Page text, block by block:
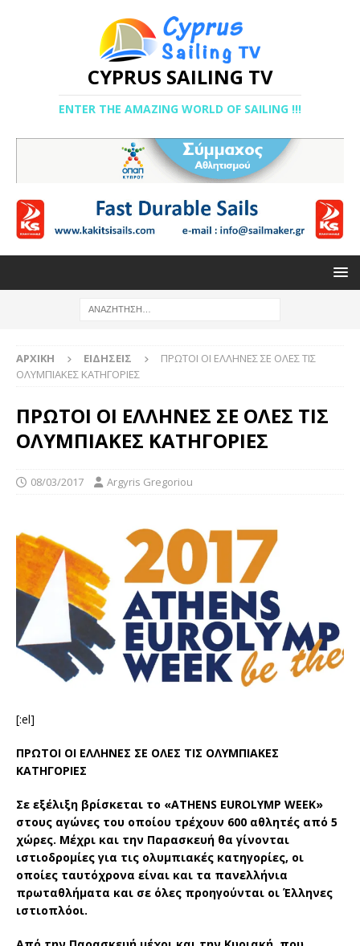
CYPRUS SAILING TV
ENTER THE AMAZING WORLD OF SAILING !!!
ΑΡΧΙΚΉ ΕΙΔΉΣΕΙΣ
ΠΡΩΤΟΙ ΟΙ ΕΛΛΗΝΕΣ ΣΕ ΟΛΕΣ ΤΙΣ
ΟΛΥΜΠΙΑΚΕΣ ΚΑΤΗΓΟΡΙΕΣ
ΠΡΩΤΟΙ ΟΙ ΕΛΛΗΝΕΣ ΣΕ ΟΛΕΣ ΤΙΣ
ΟΛΥΜΠΙΑΚΕΣ ΚΑΤΗΓΟΡΙΕΣ
08/03/2017 Argyris Gregoriou
[:el]
ΠΡΩΤΟΙ ΟΙ ΕΛΛΗΝΕΣ ΣΕ ΟΛΕΣ ΤΙΣ ΟΛΥΜΠΙΑΚΕΣ
ΚΑΤΗΓΟΡΙΕΣ
Σε εξέλιξη βρίσκεται το «ATHENS EUROLYMP WEEK»
στους αγώνες του οποίου τρέχουν 600 αθλητές από 5
χώρες. Μέχρι και την Παρασκευή θα γίνονται
ιστιοδρομίες για τις ολυμπιακές κατηγορίες, οι
οποίες ταυτόχρονα είναι και τα πανελλήνια
πρωταθλήματα και σε όλες προηγούνται οι Έλληνες
ιστιοπλόοι.